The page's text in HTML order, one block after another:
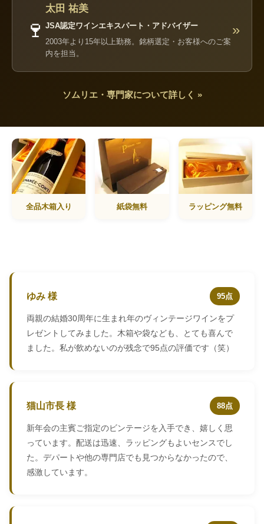
🍷
太田 祐美
JSA認定ワインエキスパート・アドバイザー
2003年より15年以上勤務。銘柄選定・お客様へのご案
内を担当。
»
ソムリエ・専門家について詳しく »
全品木箱入り 紙袋無料 ラッピング無料
ゆみ 様 95点
両親の結婚30周年に生まれ年のヴィンテージワインをプ
レゼントしてみました。木箱や袋なども、とても喜んで
ました。私が飲めないのが残念で95点の評価です（笑）
猫山市長 様 88点
新年会の主賓ご指定のビンテージを入手でき、嬉しく思
っています。配送は迅速、ラッピングもよいセンスでし
た。デパートや他の専門店でも見つからなかったので、
感激しています。